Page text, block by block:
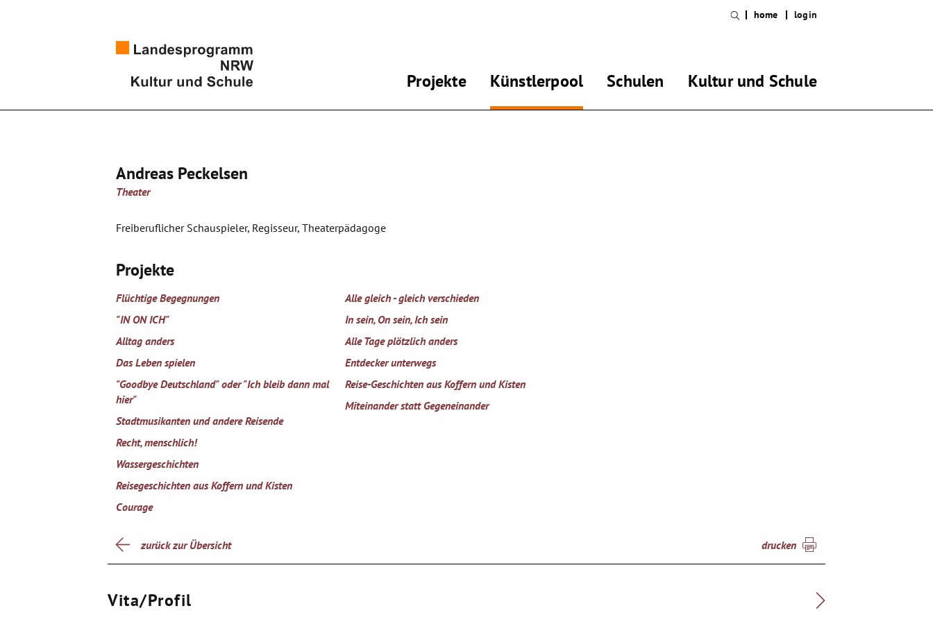
Projekte Künstlerpool Schulen Kultur und Schule
home login
Andreas Peckelsen
Theater
Freiberuflicher Schauspieler, Regisseur, Theaterpädagoge
Projekte
Flüchtige Begegnungen
"IN ON ICH"
Alltag anders
Das Leben spielen
"Goodbye Deutschland" oder "Ich bleib dann mal
hier"
Stadtmusikanten und andere Reisende
Alle gleich - gleich verschieden
In sein, On sein, Ich sein
Alle Tage plötzlich anders
Entdecker unterwegs
Reise-Geschichten aus Koffern und Kisten
Miteinander statt Gegeneinander
Recht, menschlich!
Wassergeschichten
Reisegeschichten aus Koffern und Kisten
Courage
zurück zur Übersicht drucken
Vita/Profil